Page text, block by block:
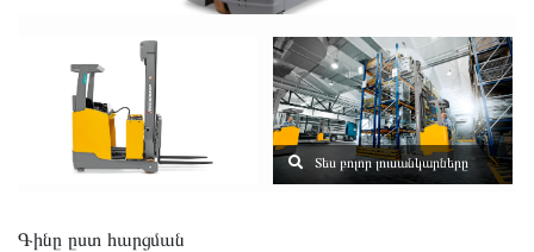
Տես բոլոր լուսանկարները
Գինը ըստ հարցման